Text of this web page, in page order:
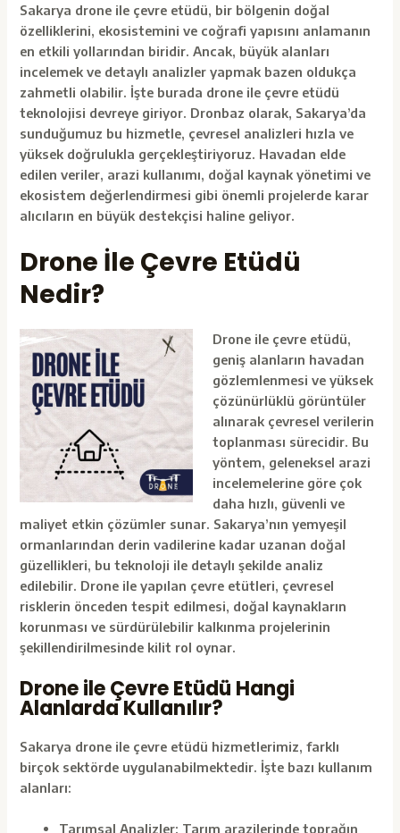
Sakarya drone ile çevre etüdü, bir bölgenin doğal
özelliklerini, ekosistemini ve coğrafi yapısını anlamanın
en etkili yollarından biridir. Ancak, büyük alanları
incelemek ve detaylı analizler yapmak bazen oldukça
zahmetli olabilir. İşte burada drone ile çevre etüdü
teknolojisi devreye giriyor. Dronbaz olarak, Sakarya’da
sunduğumuz bu hizmetle, çevresel analizleri hızla ve
yüksek doğrulukla gerçekleştiriyoruz. Havadan elde
edilen veriler, arazi kullanımı, doğal kaynak yönetimi ve
ekosistem değerlendirmesi gibi önemli projelerde karar
alıcıların en büyük destekçisi haline geliyor.
Drone İle Çevre Etüdü
Nedir?
Drone ile çevre etüdü,
geniş alanların havadan
gözlemlenmesi ve yüksek
çözünürlüklü görüntüler
alınarak çevresel verilerin
toplanması sürecidir. Bu
yöntem, geleneksel arazi
incelemelerine göre çok
daha hızlı, güvenli ve
maliyet etkin çözümler sunar. Sakarya’nın yemyeşil
ormanlarından derin vadilerine kadar uzanan doğal
güzellikleri, bu teknoloji ile detaylı şekilde analiz
edilebilir. Drone ile yapılan çevre etütleri, çevresel
risklerin önceden tespit edilmesi, doğal kaynakların
korunması ve sürdürülebilir kalkınma projelerinin
şekillendirilmesinde kilit rol oynar.
Drone ile Çevre Etüdü Hangi
Alanlarda Kullanılır?
Sakarya drone ile çevre etüdü hizmetlerimiz, farklı
birçok sektörde uygulanabilmektedir. İşte bazı kullanım
alanları:
Tarımsal Analizler: Tarım arazilerinde toprağın